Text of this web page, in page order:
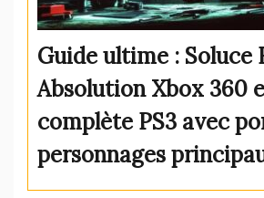
Guide ultime : Soluce
Absolution Xbox 360
complète PS3 avec
personnages